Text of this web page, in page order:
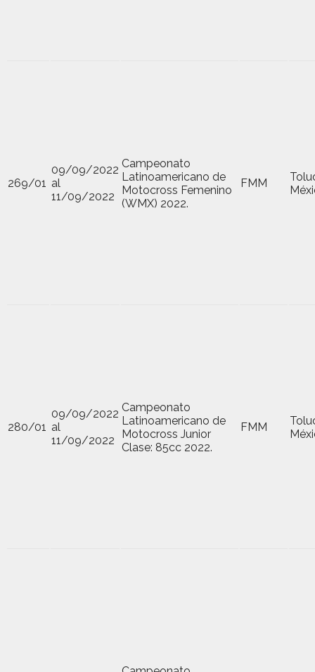
269/01
09/09/2022
al
11/09/2022
Campeonato
Latinoamericano de
Motocross Femenino
(WMX) 2022.
FMM
280/01
09/09/2022
al
11/09/2022
Campeonato
Latinoamericano de
Motocross Junior
Clase: 85cc 2022.
FMM